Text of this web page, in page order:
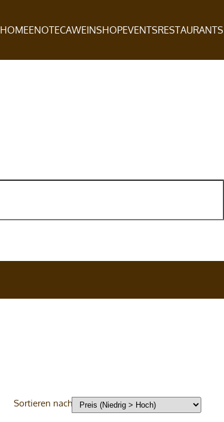
HOMEENOTECAWEINSHOPEVENTSRESTAURANTS
Sortieren nach